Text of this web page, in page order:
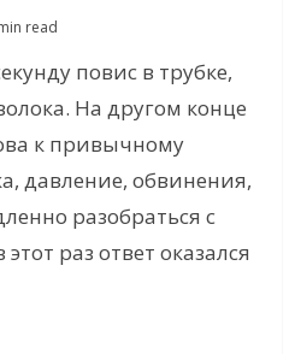
read
повис в трубке,
На другом конце
к привычному
давление, обвинения,
разобраться с
раз ответ оказался